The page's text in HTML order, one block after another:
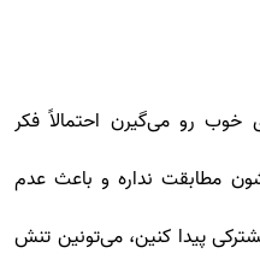
خوب رو می‌گیرن احتمالاً فکر
مطابقت نداره و باعث عدم
پیدا کنین، می‌تونین تنش